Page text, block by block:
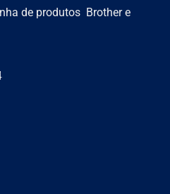
de produtos Brother e